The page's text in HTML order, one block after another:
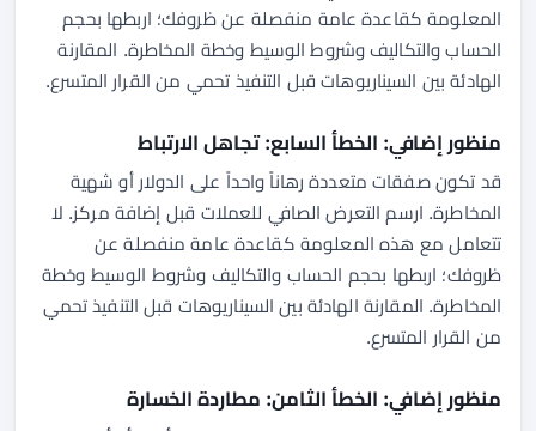
المعلومة كقاعدة عامة منفصلة عن ظروفك؛ اربطها بحجم
الحساب والتكاليف وشروط الوسيط وخطة المخاطرة. المقارنة
الهادئة بين السيناريوهات قبل التنفيذ تحمي من القرار المتسرع.
منظور إضافي: الخطأ السابع: تجاهل الارتباط
قد تكون صفقات متعددة رهاناً واحداً على الدولار أو شهية
المخاطرة. ارسم التعرض الصافي للعملات قبل إضافة مركز. لا
تتعامل مع هذه المعلومة كقاعدة عامة منفصلة عن
ظروفك؛ اربطها بحجم الحساب والتكاليف وشروط الوسيط وخطة
المخاطرة. المقارنة الهادئة بين السيناريوهات قبل التنفيذ تحمي
من القرار المتسرع.
منظور إضافي: الخطأ الثامن: مطاردة الخسارة